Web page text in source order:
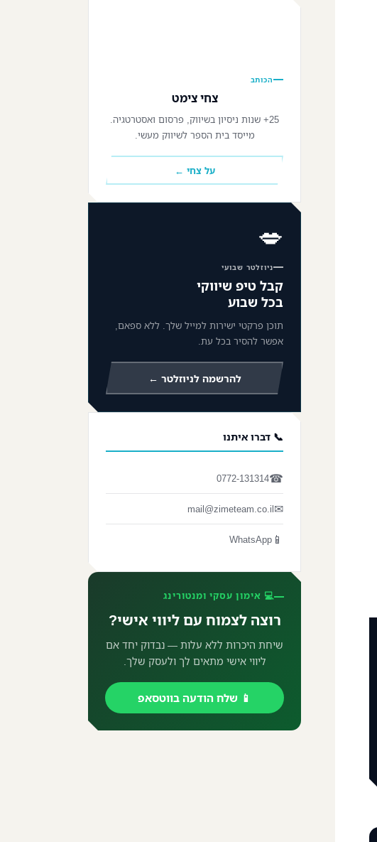
הכותב
צחי צימט
25+ שנות ניסיון בשיווק, פרסום ואסטרטגיה.
מייסד בית הספר לשיווק מעשי.
על צחי ←
💋
ניוזלטר שבועי
קבל טיפ שיווקי
בכל שבוע
תוכן פרקטי ישירות למייל שלך. ללא ספאם,
אפשר להסיר בכל עת.
להרשמה לניוזלטר ←
📞 דברו איתנו
☎
0772-131314
✉
mail@zimeteam.co.il
📱
WhatsApp
💻 אימון עסקי ומנטורינג
רוצה לצמוח עם ליווי אישי?
שיחת היכרות ללא עלות — נבדוק יחד אם
ליווי אישי מתאים לך ולעסק שלך.
📱 שלח הודעה בווטסאפ